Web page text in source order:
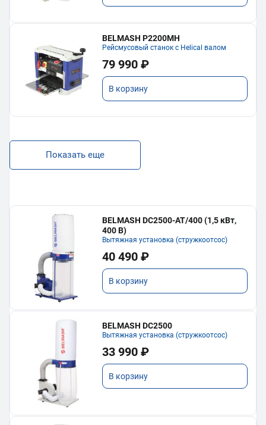
BELMASH P2200MH
Рейсмусовый станок с Helical валом
79 990 ₽
В корзину
Показать еще
BELMASH DC2500-AT/400 (1,5 кВт,
400 В)
Вытяжная установка (стружкоотсос)
40 490 ₽
В корзину
BELMASH DC2500
Вытяжная установка (стружкоотсос)
33 990 ₽
В корзину